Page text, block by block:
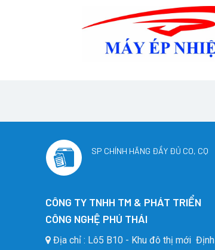
SP CHÍNH HÃNG ĐẦY ĐỦ CO, CQ
CÔNG TY TNHH TM & PHÁT TRIỂN
CÔNG NGHỆ PHÚ THÁI
Địa chỉ : Lô5 B10 - Khu đô thị mới Định